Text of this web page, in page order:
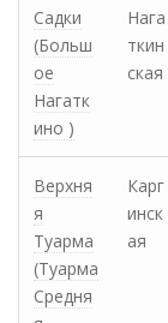
Садки
(Больш
ое
Нагатк
ино )
Нага
ткин
ская
Верхня
я
Туарма
(Туарма
Средня
Карг
инск
ая